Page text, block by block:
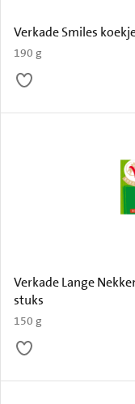
Verkade Smiles
190 g
Verkade Lange
stuks
150 g